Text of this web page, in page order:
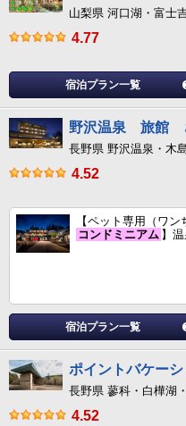
山梨県 河口湖・富士
4.77
宿泊プラン一覧
野沢温泉 旅館
長野県 野沢温泉・木
4.52
【ペット専用（ワ
コンドミニアム 】
宿泊プラン一覧
ポイントバケー
長野県 蓼科・白樺湖
4.52